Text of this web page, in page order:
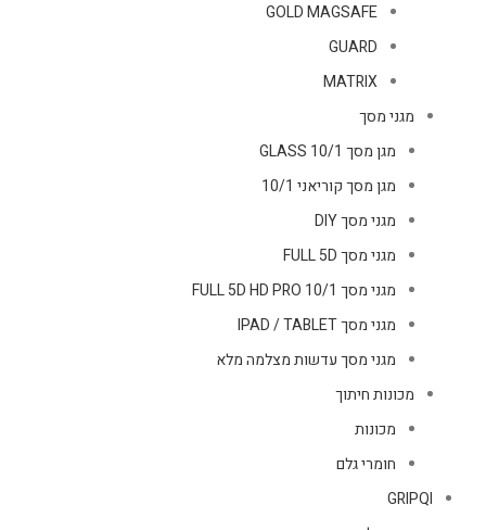
GOLD MAGSAFE
GUARD
MATRIX
מגני מסך
מגן מסך GLASS 10/1
מגן מסך קוריאני 10/1
מגני מסך DIY
מגני מסך FULL 5D
מגני מסך FULL 5D HD PRO 10/1
מגני מסך IPAD / TABLET
מגני מסך עדשות מצלמה מלא
מכונות חיתוך
מכונות
חומרי גלם
GRIPQI